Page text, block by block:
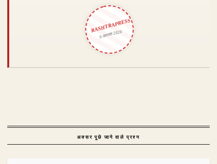
RASHTRAPRESS
9 अगस्त 2026
अक्सर पूछे जाने वाले प्रश्न